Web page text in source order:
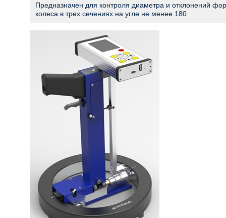
Предназначен для контроля диаметра и отклонений
колеса в трех сечениях на угле не менее 180